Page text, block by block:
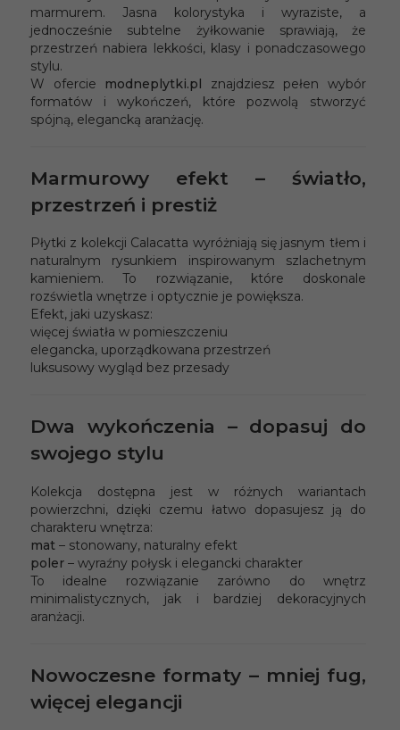
marmurem. Jasna kolorystyka i wyraziste, a
jednocześnie subtelne żyłkowanie sprawiają, że
przestrzeń nabiera lekkości, klasy i ponadczasowego
stylu.
W ofercie modneplytki.pl znajdziesz pełen wybór
formatów i wykończeń, które pozwolą stworzyć
spójną, elegancką aranżację.
Marmurowy efekt – światło,
przestrzeń i prestiż
Płytki z kolekcji Calacatta wyróżniają się jasnym tłem i
naturalnym rysunkiem inspirowanym szlachetnym
kamieniem. To rozwiązanie, które doskonale
rozświetla wnętrze i optycznie je powiększa.
Efekt, jaki uzyskasz:
więcej światła w pomieszczeniu
elegancka, uporządkowana przestrzeń
luksusowy wygląd bez przesady
Dwa wykończenia – dopasuj do
swojego stylu
Kolekcja dostępna jest w różnych wariantach
powierzchni, dzięki czemu łatwo dopasujesz ją do
charakteru wnętrza:
mat – stonowany, naturalny efekt
poler – wyraźny połysk i elegancki charakter
To idealne rozwiązanie zarówno do wnętrz
minimalistycznych, jak i bardziej dekoracyjnych
aranżacji.
Nowoczesne formaty – mniej fug,
więcej elegancji